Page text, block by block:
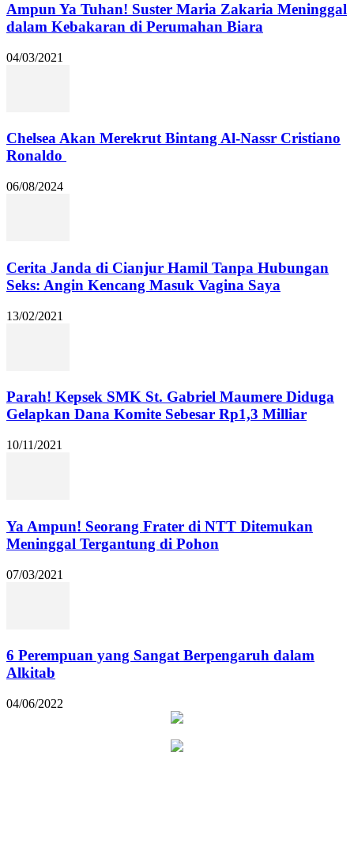
Ampun Ya Tuhan! Suster Maria Zakaria Meninggal
dalam Kebakaran di Perumahan Biara
04/03/2021
Chelsea Akan Merekrut Bintang Al-Nassr Cristiano
Ronaldo
06/08/2024
Cerita Janda di Cianjur Hamil Tanpa Hubungan
Seks: Angin Kencang Masuk Vagina Saya
13/02/2021
Parah! Kepsek SMK St. Gabriel Maumere Diduga
Gelapkan Dana Komite Sebesar Rp1,3 Milliar
10/11/2021
Ya Ampun! Seorang Frater di NTT Ditemukan
Meninggal Tergantung di Pohon
07/03/2021
6 Perempuan yang Sangat Berpengaruh dalam
Alkitab
04/06/2022